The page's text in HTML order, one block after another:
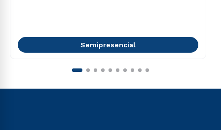
Semipresencial